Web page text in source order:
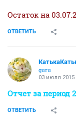
Остаток на
ОТВЕТИТЬ
guru
03 июля 2015
Отчет за период
ОТВЕТИТЬ